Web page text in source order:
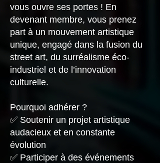
vous ouvre ses portes ! En
devenant membre, vous prenez
part à un mouvement artistique
unique, engagé dans la fusion du
street art, du surréalisme éco-
industriel et de l’innovation
culturelle.
Pourquoi adhérer ?
✅ Soutenir un projet artistique
audacieux et en constante
évolution
✅ Participer à des événements